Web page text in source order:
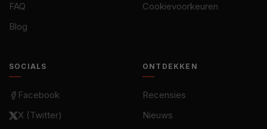
FAQ
Blog
Cookievoorkeuren
SOCIALS
Facebook
X (Twitter)
ONTDEKKEN
Recensies
Nieuws